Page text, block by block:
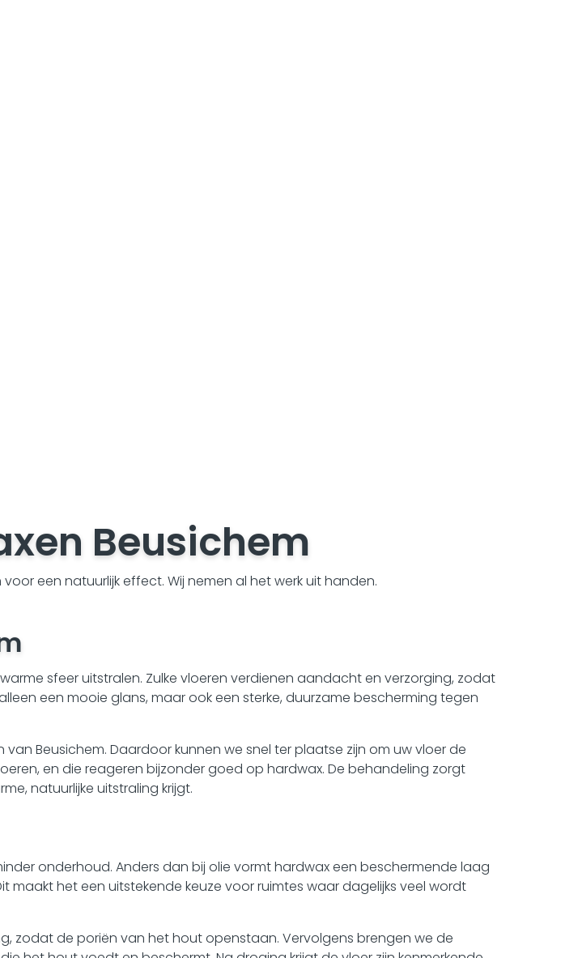
Beusichem
een natuurlijk effect. Wij nemen al het werk uit handen.
sfeer uitstralen. Zulke vloeren verdienen aandacht en verzorging, zodat
een mooie glans, maar ook een sterke, duurzame bescherming tegen
van Beusichem. Daardoor kunnen we snel ter plaatse zijn om uw vloer de
en die reageren bijzonder goed op hardwax. De behandeling zorgt
natuurlijke uitstraling krijgt.
onderhoud. Anders dan bij olie vormt hardwax een beschermende laag
het een uitstekende keuze voor ruimtes waar dagelijks veel wordt
zodat de poriën van het hout openstaan. Vervolgens brengen we de